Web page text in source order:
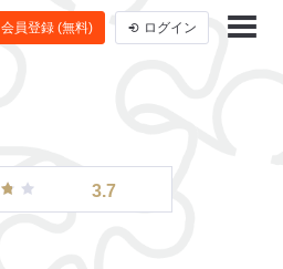
会員登録 (無料) ログイン
3.7